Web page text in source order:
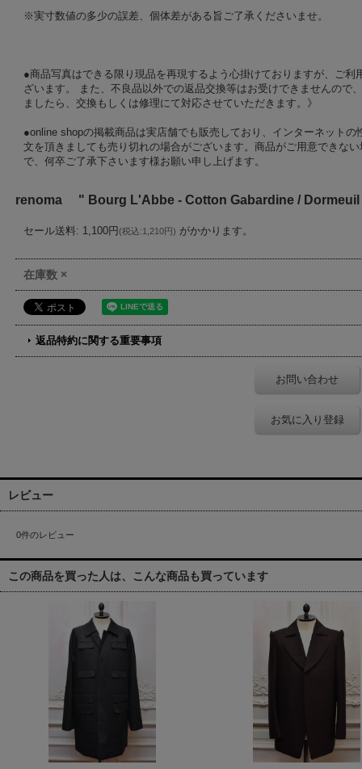
※実寸数値の多少の誤差、個体差がある旨ご了承くださいませ。
●商品写真はできる限り現品を再現するよう心掛けておりますが、ご
ざいます。 また、不良品以外での返品交換等はお受けできませんので
ましたら、交換もしくは修理にて対応させていただきます。》
●online shopの掲載商品は実店舗でも販売しており、インターネット
文を頂きましても売り切れの場合がございます。商品がご用意できな
で、何卒ご了承下さいます様お願い申し上げます。
renoma " Bourg L'Abbe - Cotton Gabardine /
セール送料: 1,100円 (税込:1,210円) がかかります。
在庫数 ×
返品特約に関する重要事項
お問い合わせ
お気に入り登録
レビュー
0件のレビュー
この商品を買った人は、こんな商品も買っています